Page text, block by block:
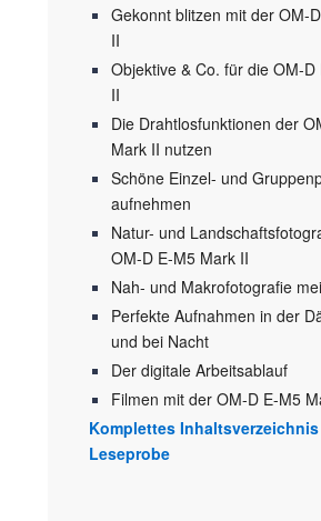
Gekonnt blitzen mit der OM-
II
Objektive & Co. für die OM-
II
Die Drahtlosfunktionen der
Mark II nutzen
Schöne Einzel- und
aufnehmen
Natur- und
OM-D E-M5 Mark II
Nah- und Makrofotografie
Perfekte Aufnahmen in der
und bei Nacht
Der digitale Arbeitsablauf
Filmen mit der OM-D E-M5
Komplettes Inhaltsverzeichnis
Leseprobe